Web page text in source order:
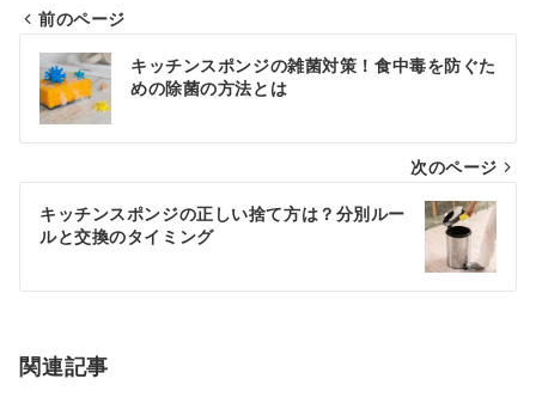
Post
navigation
前のページ
キッチンスポンジの雑菌対策！食中毒を防ぐた
めの除菌の方法とは
次のページ
キッチンスポンジの正しい捨て方は？分別ルー
ルと交換のタイミング
関連記事